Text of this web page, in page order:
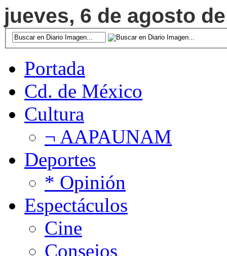
jueves, 6 de agosto
Portada
Cd. de México
Cultura
¬ AAPAUNAM
Deportes
* Opinión
Espectáculos
Cine
Consejos